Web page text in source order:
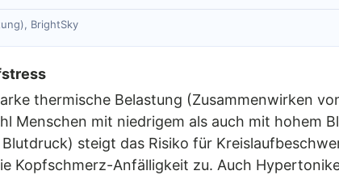
BrightSky
thermische Belastung (Zusammenwirken
Menschen mit niedrigem als auch mit hohem
steigt das Risiko für
Kopfschmerz-Anfälligkeit zu. Auch